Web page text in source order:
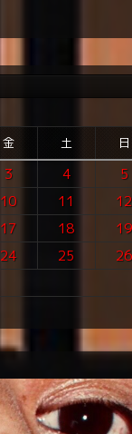
金 土 日
3 4
5
10 11
12
17 18
19
24 25
26